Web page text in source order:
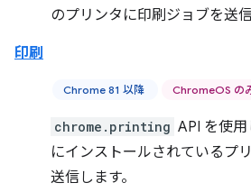
のプリンタに印刷ジョブを送
印刷
Chrome 81 以降 ChromeOS の
chrome.printing API を使
にインストールされているプ
送信します。